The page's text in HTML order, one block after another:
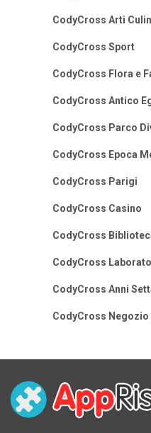
CodyCross Arti
CodyCross Sport
CodyCross Flora e
CodyCross Antico
CodyCross Parco
CodyCross Epoca
CodyCross Parigi
CodyCross Casino
CodyCross
CodyCross
CodyCross Anni
CodyCross Negozio